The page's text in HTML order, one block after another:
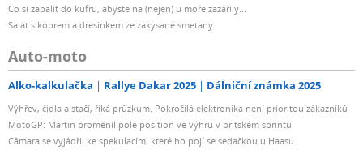
Co si zabalit do kufru, abyste na (nejen) u moře zazářily...
Salát s koprem a dresinkem ze zakysané smetany
Auto-moto
Alko-kalkulačka Rallye Dakar 2025 Dálniční známka 2025
Výhřev, čidla a stačí, říká průzkum. Pokročilá elektronika není prioritou zákazníků
MotoGP: Martin proměnil pole position ve výhru v britském sprintu
Câmara se vyjádřil ke spekulacím, které ho pojí se sedačkou u Haasu